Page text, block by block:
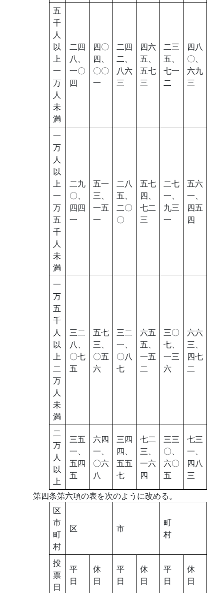
五
千
人
以
上
一
万
人
未
満
二四
八、
一〇
四
四〇
四、
〇〇
一
二四
二、
八六
三
四六
五、
五七
三
二三
五、
七一
二
四八
〇、
六九
三
一
万
人
以
上
一
万
五
千
人
未
満
二九
〇、
四四
一
五一
三、
一五
一
二八
五、
二〇
〇
五七
四、
七二
三
二七
一、
九三
一
五六
一、
四五
四
一
万
五
千
人
以
上
二
万
人
未
満
三二
八、
〇七
五
五七
三、
〇五
六
三二
一、
〇八
七
六五
五、
一五
二
三〇
七、
一三
六
六六
三、
四七
二
二
万
人
以
上
三五
一、
五四
五
六四
一、
〇六
八
三四
四、
五五
七
七二
三、
一六
四
三三
〇、
六〇
五
七三
一、
四八
三
第四条第六項の表を次のように改める。
区
市
町
村
区 市
町
村
投
票
日
平
日
休
日
平
日
休
日
平
日
休
日